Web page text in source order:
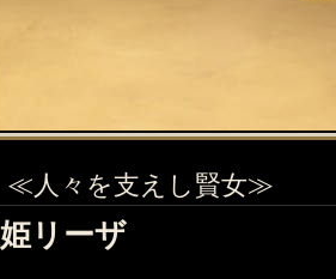
≪人々を支えし賢女≫
リーザ